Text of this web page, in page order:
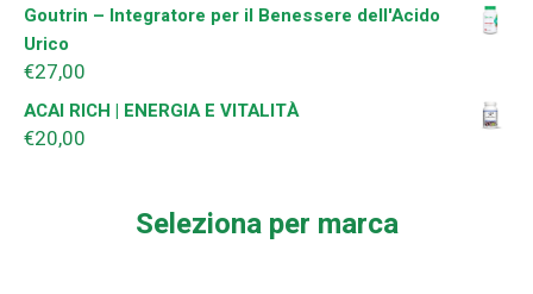
Goutrin – Integratore per il Benessere dell'Acido
Urico
€27,00
ACAI RICH | ENERGIA E VITALITÀ
€20,00
Seleziona per marca